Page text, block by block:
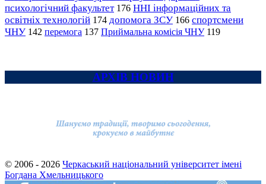
психологічний факультет 176 ННІ інформаційних та
освітніх технологій 174 допомога ЗСУ 166 спортсмени
ЧНУ 142 перемога 137 Приймальна комісія ЧНУ 119
АРХІВ НОВИН
© 2006 - 2026 Черкаський національний університет імені
Богдана Хмельницького